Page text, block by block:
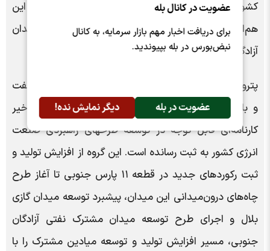
عضویت در کانال بله
برای دریافت اخبار مهم بازار سرمایه، به کانال
نبض‌بورس در بله بپیوندید.
عضویت در بله دیگر نمایش نده!
کشور را با جدیت دنبال می‌کند و اطمینان دارد با تداوم این
هم‌افزایی، گام‌های مؤثر دیگری در مسیر توسعه میدان
آزادگان جنوبی و افزایش تولید کشور برداشته خواهد شد.
پتروپارس به عنوان یکی از شرکت‌های زیرمجموعه وزارت نفت
و بازوی اجرایی شرکت ملی نفت ایران، در سال‌های اخیر
کارنامه‌ای قابل توجه در توسعه طرحهای راهبردی صنعت
انرژی کشور به ثبت رسانده است. این گروه از افزایش تولید و
ثبت رکوردهای جدید در قطعه ۱۱ پارس جنوبی تا آغاز طرح
چاه‌های درون‌میدانی این میدان، پیشبرد توسعه میدان گازی
بلال و اجرای طرح توسعه میدان مشترک نفتی آزادگان
جنوبی، مسیر افزایش تولید و توسعه میادین مشترک را با